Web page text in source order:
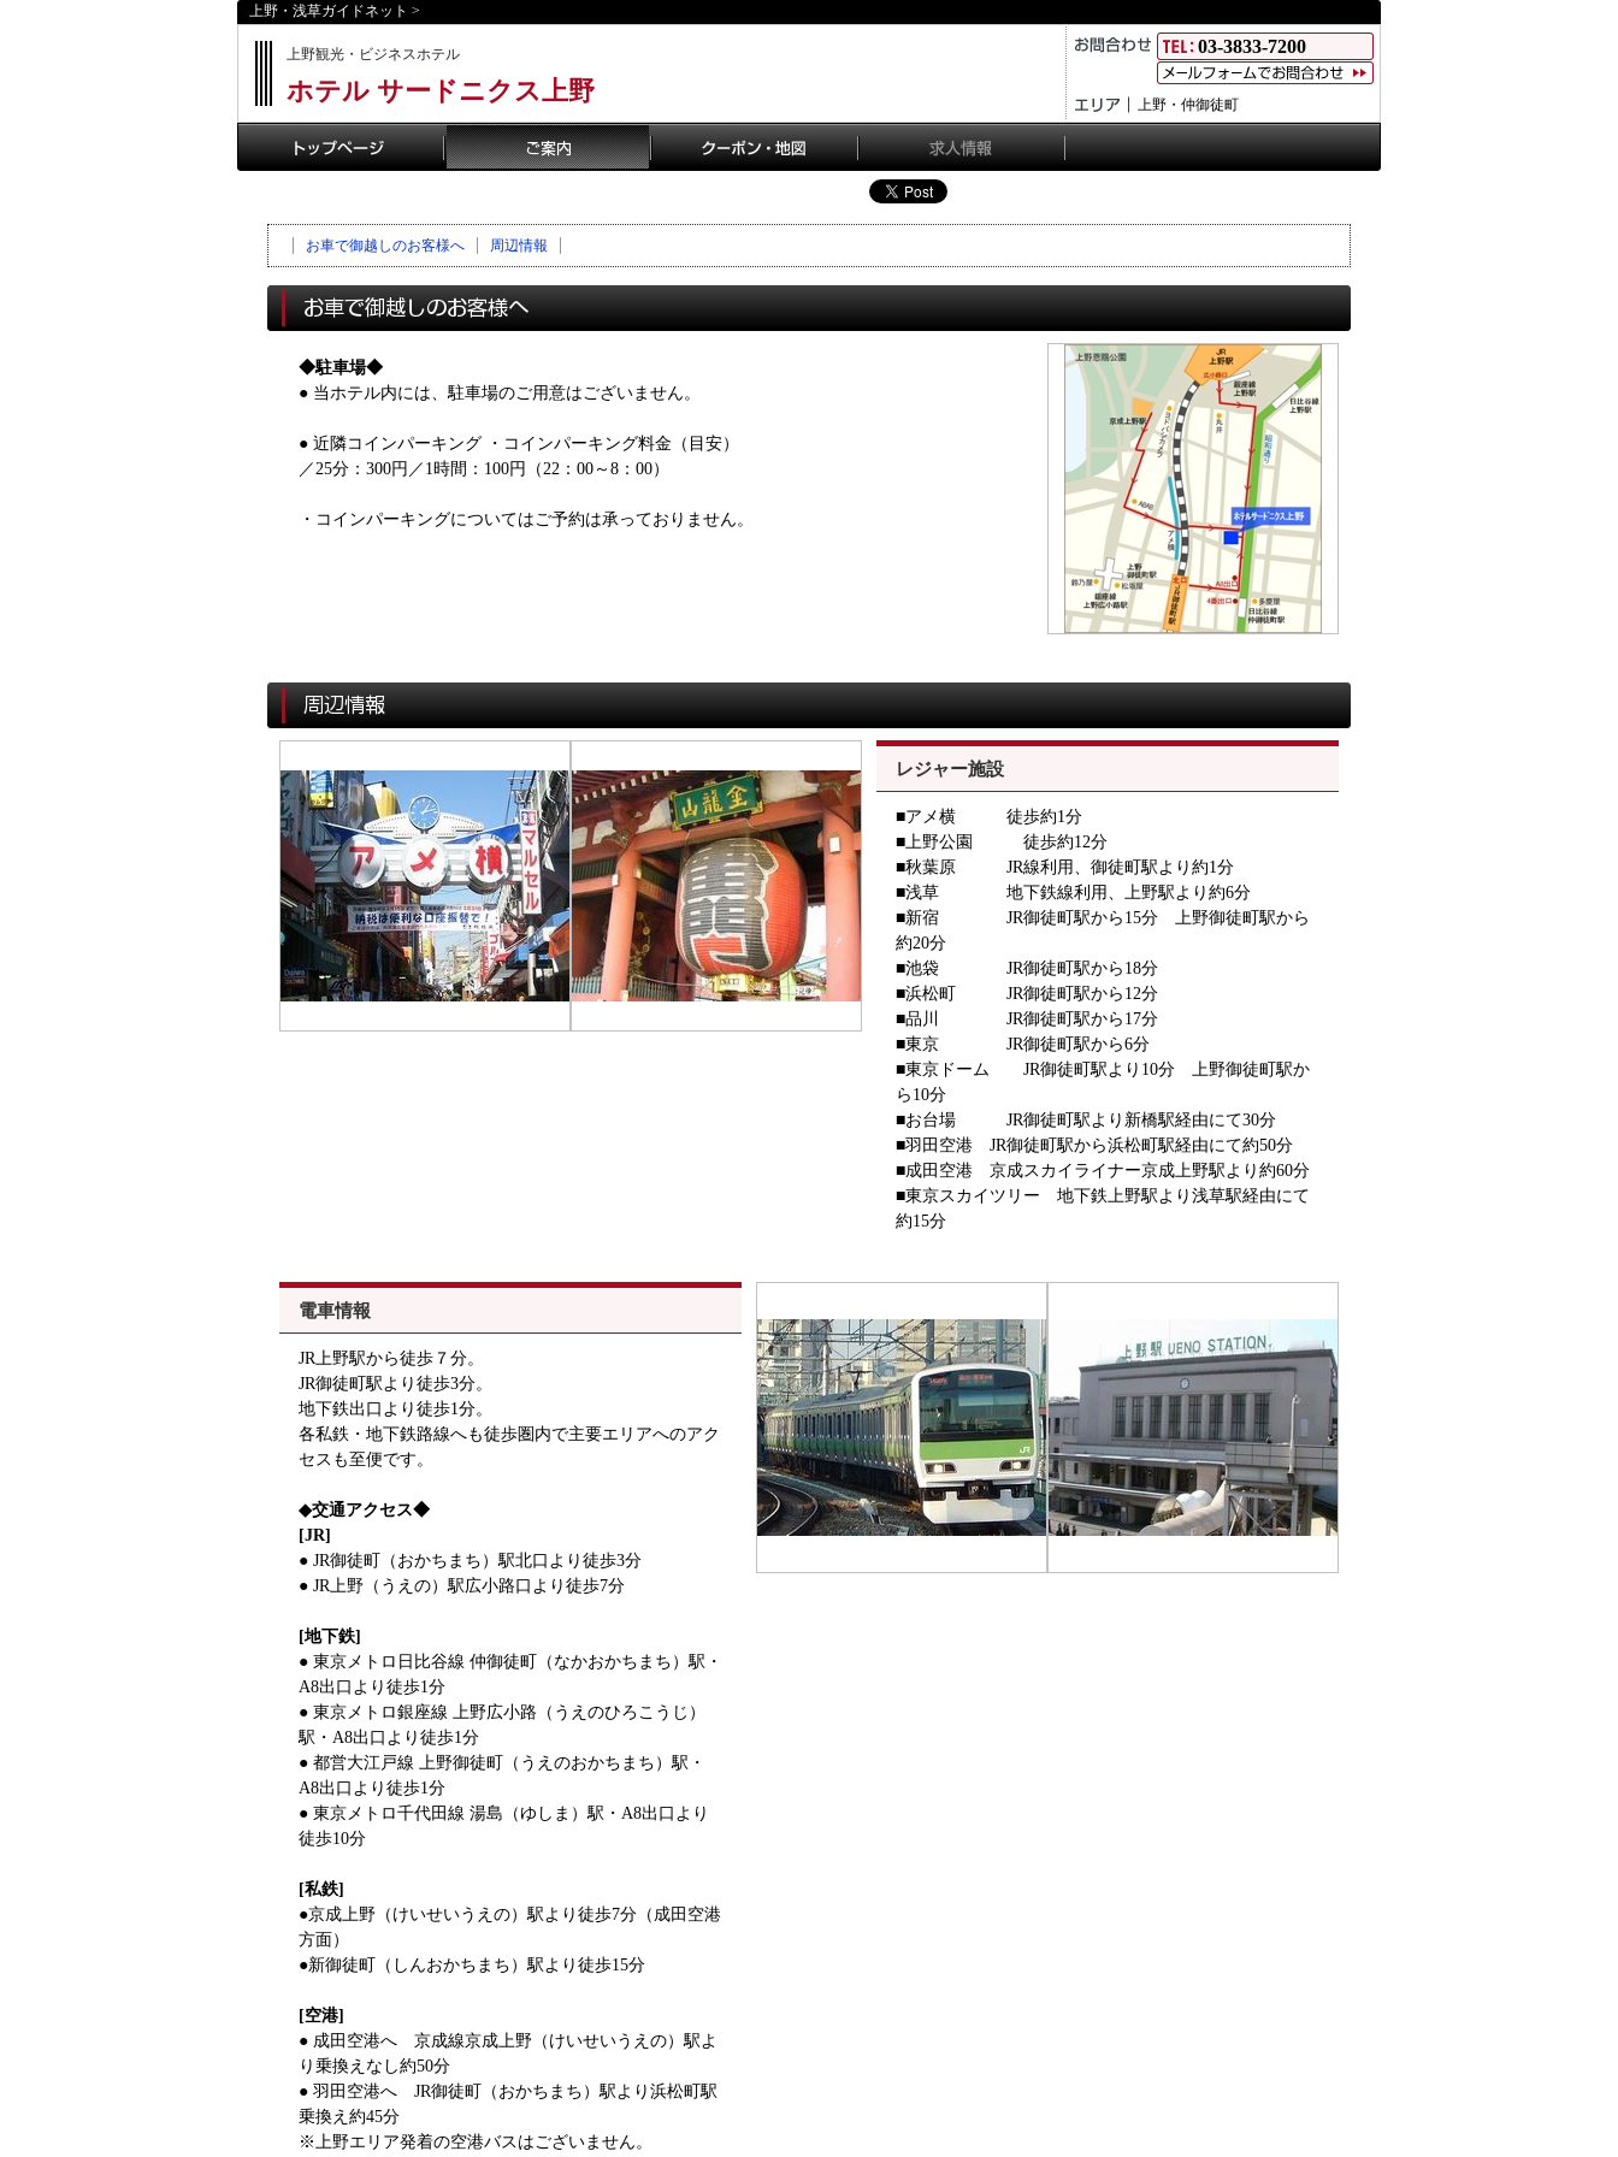
上野・浅草ガイドネット >
上野観光・ビジネスホテル
ホテル サードニクス上野
03-3833-7200
上野・仲御徒町
お車で御越しのお客様へ 周辺情報
◆駐車場◆
● 当ホテル内には、駐車場のご用意はございません。
● 近隣コインパーキング ・コインパーキング料金（目安）
／25分：300円／1時間：100円（22：00～8：00）
・コインパーキングについてはご予約は承っておりません。
レジャー施設
■アメ横 徒歩約1分
■上野公園 徒歩約12分
■秋葉原 JR線利用、御徒町駅より約1分
■浅草 地下鉄線利用、上野駅より約6分
■新宿 JR御徒町駅から15分 上野御徒町駅から
約20分
■池袋 JR御徒町駅から18分
■浜松町 JR御徒町駅から12分
■品川 JR御徒町駅から17分
■東京 JR御徒町駅から6分
■東京ドーム JR御徒町駅より10分 上野御徒町駅か
ら10分
■お台場 JR御徒町駅より新橋駅経由にて30分
■羽田空港 JR御徒町駅から浜松町駅経由にて約50分
■成田空港 京成スカイライナー京成上野駅より約60分
■東京スカイツリー 地下鉄上野駅より浅草駅経由にて
約15分
電車情報
JR上野駅から徒歩７分。
JR御徒町駅より徒歩3分。
地下鉄出口より徒歩1分。
各私鉄・地下鉄路線へも徒歩圏内で主要エリアへのアク
セスも至便です。
◆交通アクセス◆
[JR]
● JR御徒町（おかちまち）駅北口より徒歩3分
● JR上野（うえの）駅広小路口より徒歩7分
[地下鉄]
● 東京メトロ日比谷線 仲御徒町（なかおかちまち）駅・
A8出口より徒歩1分
● 東京メトロ銀座線 上野広小路（うえのひろこうじ）
駅・A8出口より徒歩1分
● 都営大江戸線 上野御徒町（うえのおかちまち）駅・
A8出口より徒歩1分
● 東京メトロ千代田線 湯島（ゆしま）駅・A8出口より
徒歩10分
[私鉄]
●京成上野（けいせいうえの）駅より徒歩7分（成田空港
方面）
●新御徒町（しんおかちまち）駅より徒歩15分
[空港]
● 成田空港へ 京成線京成上野（けいせいうえの）駅よ
り乗換えなし約50分
● 羽田空港へ JR御徒町（おかちまち）駅より浜松町駅
乗換え約45分
※上野エリア発着の空港バスはございません。